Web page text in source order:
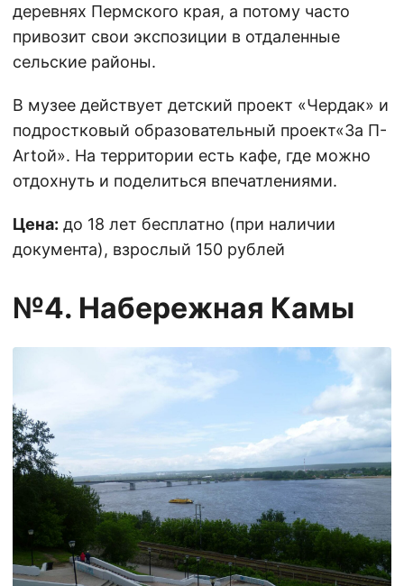
деревнях Пермского края, а потому часто
привозит свои экспозиции в отдаленные
сельские районы.
В музее действует детский проект «Чердак» и
подростковый образовательный проект«За П-
Artой». На территории есть кафе, где можно
отдохнуть и поделиться впечатлениями.
Цена: до 18 лет бесплатно (при наличии
документа), взрослый 150 рублей
№4. Набережная Камы